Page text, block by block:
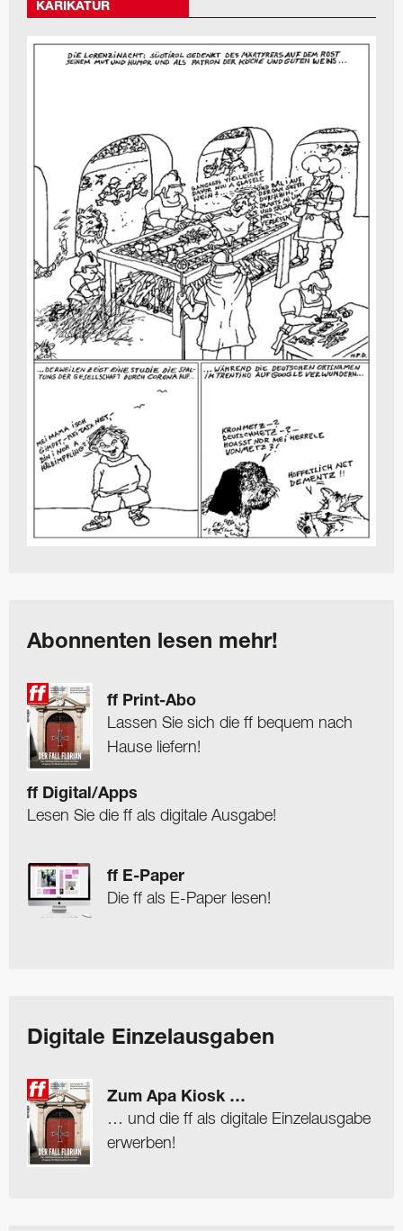
KARIKATUR
Abonnenten lesen mehr!
ff Print-Abo
Lassen Sie sich die ff bequem nach
Hause liefern!
ff Digital/Apps
Lesen Sie die ff als digitale Ausgabe!
ff E-Paper
Die ff als E-Paper lesen!
Digitale Einzelausgaben
Zum Apa Kiosk …
… und die ff als digitale Einzelausgabe
erwerben!